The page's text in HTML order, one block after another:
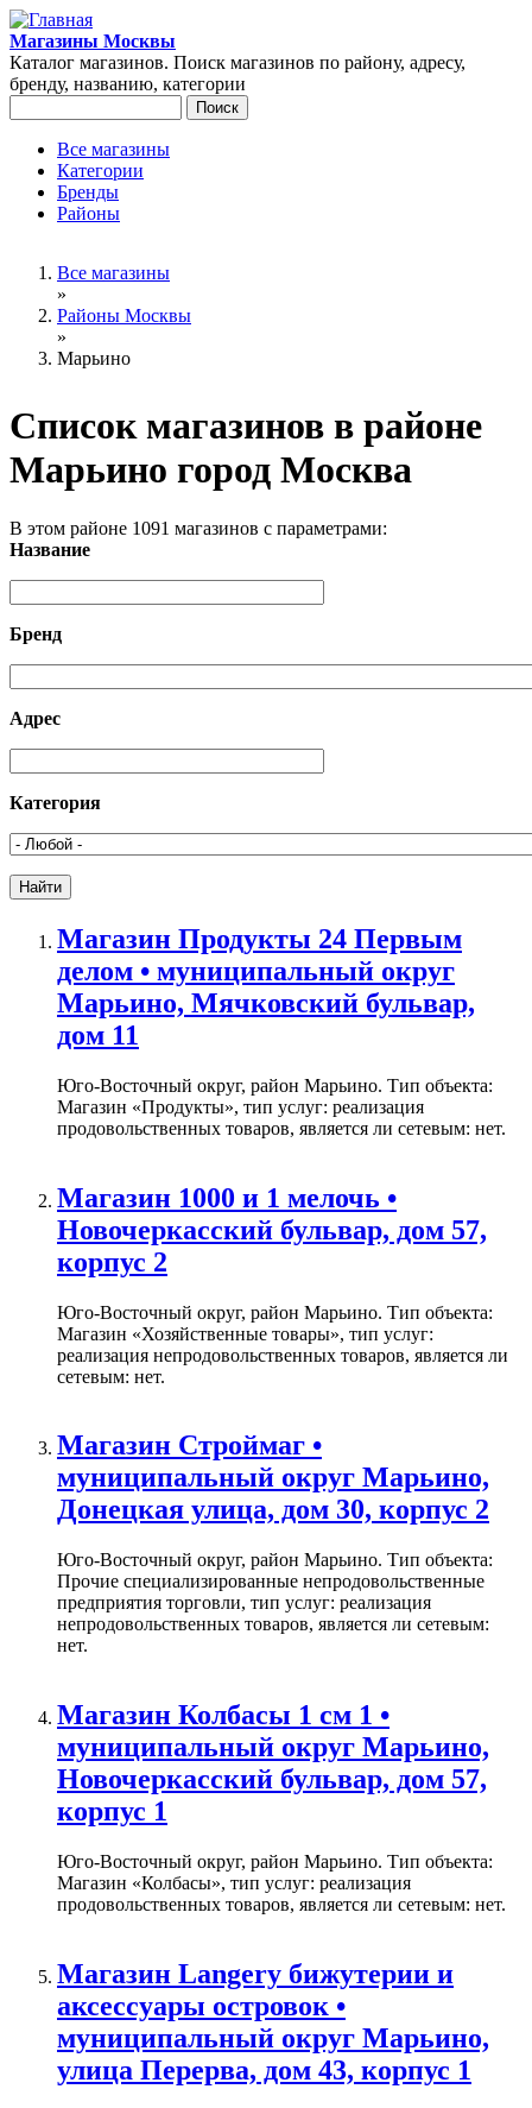
Перейти к основному содержанию
Магазины Москвы
Каталог магазинов. Поиск магазинов по району, адресу,
бренду, названию, категории
Главное меню
Все магазины
Категории
Бренды
Районы
Вы здесьВсе магазины
»
Районы Москвы
»
Марьино
Список магазинов в районе
Марьино город Москва
В этом районе 1091 магазинов с параметрами:
Название
Бренд
Адрес
Категория
Магазин Продукты 24 Первым
делом • муниципальный округ
Марьино, Мячковский бульвар,
дом 11
Юго-Восточный округ, район Марьино. Тип объекта:
Магазин «Продукты», тип услуг: реализация
продовольственных товаров, является ли сетевым: нет.
Магазин 1000 и 1 мелочь •
Новочеркасский бульвар, дом 57,
корпус 2
Юго-Восточный округ, район Марьино. Тип объекта:
Магазин «Хозяйственные товары», тип услуг:
реализация непродовольственных товаров, является ли
сетевым: нет.
Магазин Строймаг •
муниципальный округ Марьино,
Донецкая улица, дом 30, корпус 2
Юго-Восточный округ, район Марьино. Тип объекта:
Прочие специализированные непродовольственные
предприятия торговли, тип услуг: реализация
непродовольственных товаров, является ли сетевым:
нет.
Магазин Колбасы 1 см 1 •
муниципальный округ Марьино,
Новочеркасский бульвар, дом 57,
корпус 1
Юго-Восточный округ, район Марьино. Тип объекта:
Магазин «Колбасы», тип услуг: реализация
продовольственных товаров, является ли сетевым: нет.
Магазин Langery бижутерии и
аксессуары островок •
муниципальный округ Марьино,
улица Перерва, дом 43, корпус 1